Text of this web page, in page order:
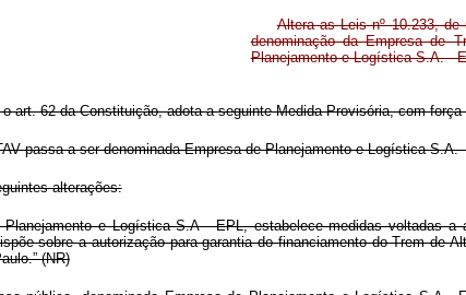
Altera as Leis nº 10.233,
denominação da Empresa de
Planejamento e Logística S.A. -
art. 62 da Constituição, adota a seguinte Medida Provisória, com força
passa a ser denominada Empresa de Planejamento e Logística
alterações:
e Logística S.A - EPL, estabelece medidas voltadas a
sobre a autorização para garantia do financiamento do Trem de
(NR)